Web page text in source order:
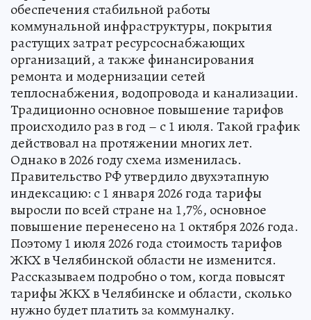
обеспечения стабильной работы
коммунальной инфраструктуры, покрытия
растущих затрат ресурсоснабжающих
организаций, а также финансирования
ремонта и модернизации сетей
теплоснабжения, водопровода и канализации.
Традиционно основное повышение тарифов
происходило раз в год – с 1 июля. Такой график
действовал на протяжении многих лет.
Однако в 2026 году схема изменилась.
Правительство РФ утвердило двухэтапную
индексацию: с 1 января 2026 года тарифы
выросли по всей стране на 1,7%, основное
повышение перенесено на 1 октября 2026 года.
Поэтому 1 июля 2026 года стоимость тарифов
ЖКХ в Челябинской области не изменится.
Рассказываем подробно о том, когда повысят
тарифы ЖКХ в Челябинске и области, сколько
нужно будет платить за коммуналку.